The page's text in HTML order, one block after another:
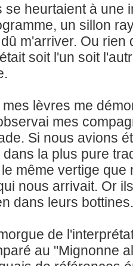
se heurtaient à une
un sillon
m'arriver. Ou
soit l'un soit
lèvres me
mes
Si nous avions
la plus pure
même vertige que
nous arrivait. Or
dans leurs bottines.
de
au "Mignonne